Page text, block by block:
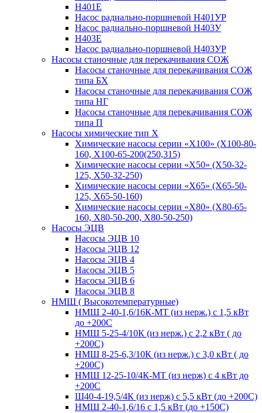
Н401Е
Насос радиально-поршневой Н401УР
Насос радиально-поршневой Н403У
Н403Е
Насос радиально-поршневой Н403УР
Насосы станочные для перекачивания СОЖ
Насосы станочные для перекачивания СОЖ
типа БХ
Насосы станочные для перекачивания СОЖ
типа НГ
Насосы станочные для перекачивания СОЖ
типа П
Насосы химические тип Х
Химические насосы серии «Х100» (Х100-80-
160, Х100-65-200(250,315)
Химические насосы серии «Х50» (Х50-32-
125, Х50-32-250)
Химические насосы серии «Х65» (Х65-50-
125, Х65-50-160)
Химические насосы серии «Х80» (Х80-65-
160, Х80-50-200, Х80-50-250)
Насосы ЭЦВ
Насосы ЭЦВ 10
Насосы ЭЦВ 12
Насосы ЭЦВ 4
Насосы ЭЦВ 5
Насосы ЭЦВ 6
Насосы ЭЦВ 8
НМШ ( Высокотемпературные)
НМШ 2-40-1,6/16К-МТ (из нерж.) с 1,5 кВт
до +200С
НМШ 5-25-4/10К (из нерж.) с 2,2 кВт ( до
+200С)
НМШ 8-25-6,3/10К (из нерж.) с 3,0 кВт ( до
+200С)
НМШ 12-25-10/4К-МТ (из нерж) с 4 кВт до
+200С
Ш40-4-19,5/4К (из нерж) с 5,5 кВт (до +200С)
НМШ 2-40-1,6/16 с 1,5 кВт (до +150С)